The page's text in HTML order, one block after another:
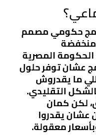
حكومي مصمم
منخفضة
الدخل. في 2024، الحكومة المصرية
عشان توفر حلول
ما يقدروش
التقليدي.
لكن كمان
عشان يقدروا
معقولة.